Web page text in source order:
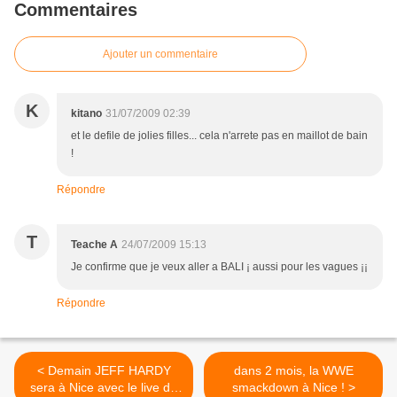
Commentaires
Ajouter un commentaire
K kitano 31/07/2009 02:39
et le defile de jolies filles... cela n'arrete pas en maillot de bain
!
Répondre
T Teache A 24/07/2009 15:13
Je confirme que je veux aller a BALI ¡ aussi pour les vagues ¡¡
Répondre
< Demain JEFF HARDY
sera à Nice avec le live de
dans 2 mois, la WWE
smackdown à Nice ! >